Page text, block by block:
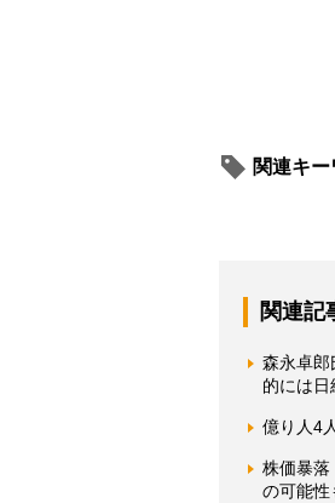
関連キー
関連記
森永卓郎
的には日
億り人4
株価暴
の可能性